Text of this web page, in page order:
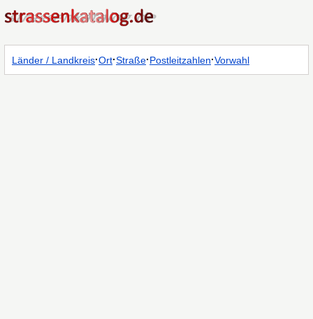
Länder / Landkreis·Ort·Straße·Postleitzahlen·Vorwahl